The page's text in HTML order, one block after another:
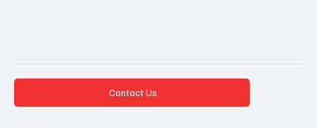
Contact Us